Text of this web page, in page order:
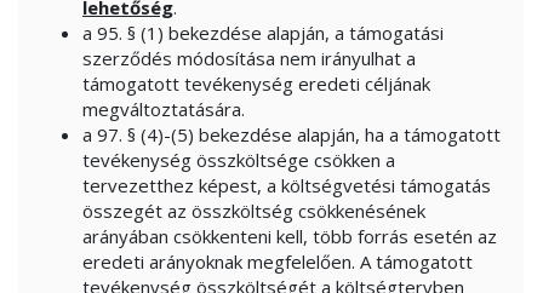
lehetőség.
a 95. § (1) bekezdése alapján, a támogatási
szerződés módosítása nem irányulhat a
támogatott tevékenység eredeti céljának
megváltoztatására.
a 97. § (4)-(5) bekezdése alapján, ha a támogatott
tevékenység összköltsége csökken a
tervezetthez képest, a költségvetési támogatás
összegét az összköltség csökkenésének
arányában csökkenteni kell, több forrás esetén az
eredeti arányoknak megfelelően. A támogatott
tevékenység összköltségét a költségtervben